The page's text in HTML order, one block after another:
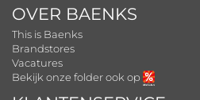
OVER BAENKS
This is Baenks
Brandstores
Vacatures
Bekijk onze folder ook op